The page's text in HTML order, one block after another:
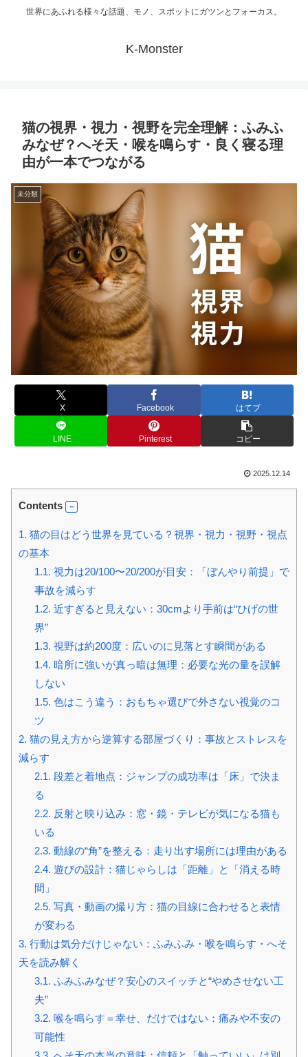
世界にあふれる様々な話題、モノ、スポットにガツンとフォーカス。
K-Monster
猫の視界・視力・視野を完全理解：ふみふ
みなぜ？へそ天・喉を鳴らす・良く寝る理
由が一本でつながる
未分類
X Facebook はてブ
LINE Pinterest コピー
2025.12.14
Contents
1. 猫の目はどう世界を見ている？視界・視力・視野・視点
の基本
1.1. 視力は20/100〜20/200が目安：「ぼんやり前提」で
事故を減らす
1.2. 近すぎると見えない：30cmより手前は“ひげの世
界”
1.3. 視野は約200度：広いのに見落とす瞬間がある
1.4. 暗所に強いが真っ暗は無理：必要な光の量を誤解
しない
1.5. 色はこう違う：おもちゃ選びで外さない視覚のコ
ツ
2. 猫の見え方から逆算する部屋づくり：事故とストレスを
減らす
2.1. 段差と着地点：ジャンプの成功率は「床」で決ま
る
2.2. 反射と映り込み：窓・鏡・テレビが気になる猫も
いる
2.3. 動線の“角”を整える：走り出す場所には理由がある
2.4. 遊びの設計：猫じゃらしは「距離」と「消える時
間」
2.5. 写真・動画の撮り方：猫の目線に合わせると表情
が変わる
3. 行動は気分だけじゃない：ふみふみ・喉を鳴らす・へそ
天を読み解く
3.1. ふみふみなぜ？安心のスイッチと“やめさせない工
夫”
3.2. 喉を鳴らす＝幸せ、だけではない：痛みや不安の
可能性